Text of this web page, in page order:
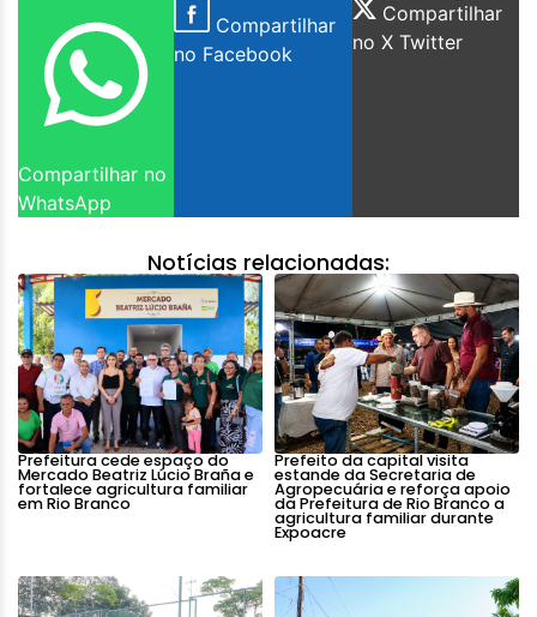
Compartilhar no
WhatsApp
Compartilhar
no Facebook
Compartilhar
no X Twitter
Notícias relacionadas:
Prefeitura cede espaço do
Mercado Beatriz Lúcio Braña e
fortalece agricultura familiar
em Rio Branco
Prefeito da capital visita
estande da Secretaria de
Agropecuária e reforça apoio
da Prefeitura de Rio Branco a
agricultura familiar durante
Expoacre